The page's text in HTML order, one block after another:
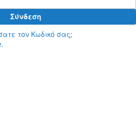
Σύνδεση
τον Κωδικό σας;